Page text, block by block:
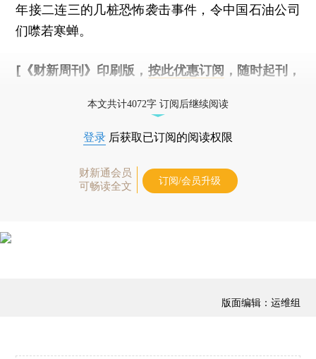
年接二连三的几桩恐怖袭击事件，令中国石油公司
们噤若寒蝉。
[《财新周刊》印刷版， 按此优惠订阅 ，随时起刊，
本文共计4072字 订阅后继续阅读
登录 后获取已订阅的阅读权限
财新通会员
可畅读全文
订阅/会员升级
版面编辑：运维组